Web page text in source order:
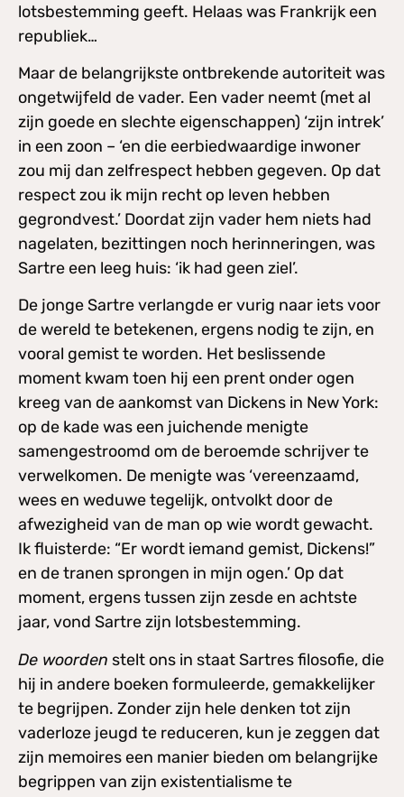
lotsbestemming geeft. Helaas was Frankrijk een
republiek…
Maar de belangrijkste ontbrekende autoriteit was
ongetwijfeld de vader. Een vader neemt (met al
zijn goede en slechte eigenschappen) ‘zijn intrek’
in een zoon – ‘en die eerbiedwaardige inwoner
zou mij dan zelfrespect hebben gegeven. Op dat
respect zou ik mijn recht op leven hebben
gegrondvest.’ Doordat zijn vader hem niets had
nagelaten, bezittingen noch herinneringen, was
Sartre een leeg huis: ‘ik had geen ziel’.
De jonge Sartre verlangde er vurig naar iets voor
de wereld te betekenen, ergens nodig te zijn, en
vooral gemist te worden. Het beslissende
moment kwam toen hij een prent onder ogen
kreeg van de aankomst van Dickens in New York:
op de kade was een juichende menigte
samengestroomd om de beroemde schrijver te
verwelkomen. De menigte was ‘vereenzaamd,
wees en weduwe tegelijk, ontvolkt door de
afwezigheid van de man op wie wordt gewacht.
Ik fluisterde: “Er wordt iemand gemist, Dickens!”
en de tranen sprongen in mijn ogen.’ Op dat
moment, ergens tussen zijn zesde en achtste
jaar, vond Sartre zijn lotsbestemming.
De woorden stelt ons in staat Sartres filosofie, die
hij in andere boeken formuleerde, gemakkelijker
te begrijpen. Zonder zijn hele denken tot zijn
vaderloze jeugd te reduceren, kun je zeggen dat
zijn memoires een manier bieden om belangrijke
begrippen van zijn existentialisme te